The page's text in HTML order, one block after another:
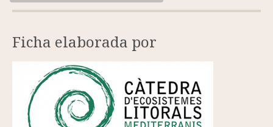
Ficha elaborada por